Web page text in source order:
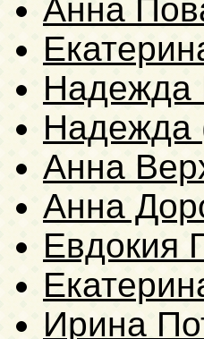
Анна
Надежда
Надежда
Анна
Анна
Евдокия
Ирина